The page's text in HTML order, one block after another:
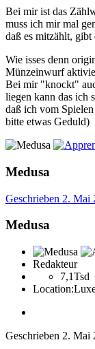
Bei mir ist das
muss ich mir mal
daß es mitzählt,
Wie isses denn
Münzeinwurf
Bei mir "knockt"
liegen kann das ich
daß ich vom
bitte etwas Geduld)
Medusa
Geschrieben 2. Mai
Medusa
Redakteur
7,1Tsd
Location:
Geschrieben 2. Mai